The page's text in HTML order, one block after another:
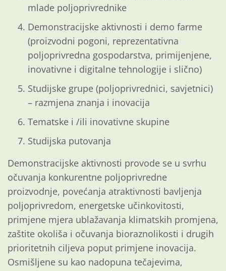
mlade poljoprivrednike
Demonstracijske aktivnosti i demo farme
(proizvodni pogoni, reprezentativna
poljoprivredna gospodarstva, primijenjene,
inovativne i digitalne tehnologije i slično)
Studijske grupe (poljoprivrednici, savjetnici)
– razmjena znanja i inovacija
Tematske i /ili inovativne skupine
Studijska putovanja
Demonstracijske aktivnosti provode se u svrhu
očuvanja konkurentne poljoprivredne
proizvodnje, povećanja atraktivnosti bavljenja
poljoprivredom, energetske učinkovitosti,
primjene mjera ublažavanja klimatskih promjena,
zaštite okoliša i očuvanja bioraznolikosti i drugih
prioritetnih ciljeva poput primjene inovacija.
Osmišljene su kao nadopuna tečajevima,